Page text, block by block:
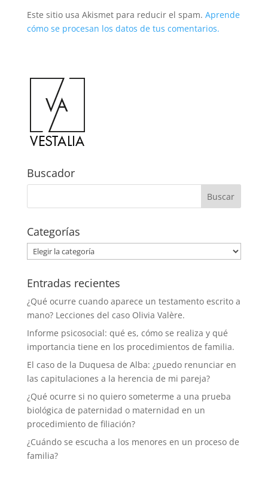
Este sitio usa Akismet para reducir el spam. Aprende
cómo se procesan los datos de tus comentarios.
Buscador
Categorías
Categorías
Entradas recientes
¿Qué ocurre cuando aparece un testamento escrito a
mano? Lecciones del caso Olivia Valère.
Informe psicosocial: qué es, cómo se realiza y qué
importancia tiene en los procedimientos de familia.
El caso de la Duquesa de Alba: ¿puedo renunciar en
las capitulaciones a la herencia de mi pareja?
¿Qué ocurre si no quiero someterme a una prueba
biológica de paternidad o maternidad en un
procedimiento de filiación?
¿Cuándo se escucha a los menores en un proceso de
familia?